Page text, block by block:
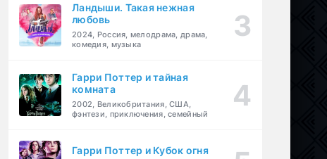
Ландыши. Такая нежная
любовь
2024, Россия, мелодрама, драма,
комедия, музыка
Гарри Поттер и тайная
комната
2002, Великобритания, США,
фэнтези, приключения, семейный
Гарри Поттер и Кубок огня